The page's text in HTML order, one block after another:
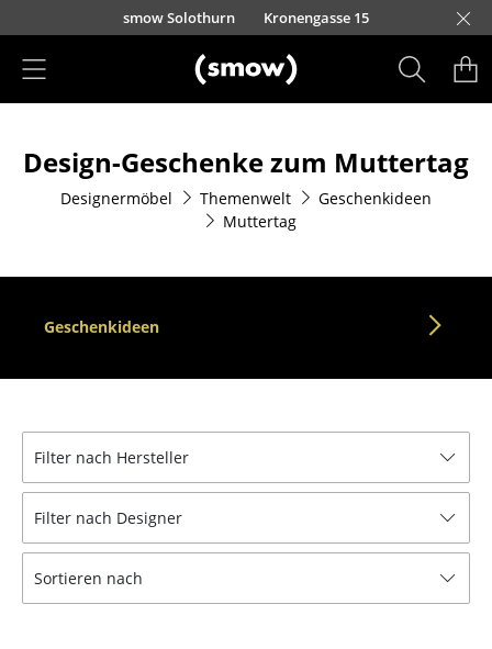
Direkt zum Inhaltsmow Solothurn Kronengasse 15
Sitzmöbel
Esszimmerstühle
Freischwinger
Barhocker
Hocker
Sitzsäcke
Design-Geschenke zum Muttertag
Designermöbel Themenwelt
Geschenkideen
Muttertag
Geschenkideen
Filter nach Hersteller
Filter nach Designer
Sortieren nach